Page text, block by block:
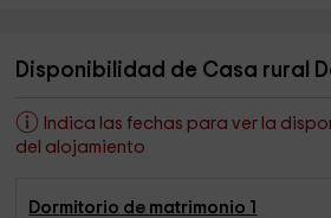
Disponibilidad de Casa rural
Indica las fechas para ver la
del alojamiento
Dormitorio de matrimonio 1